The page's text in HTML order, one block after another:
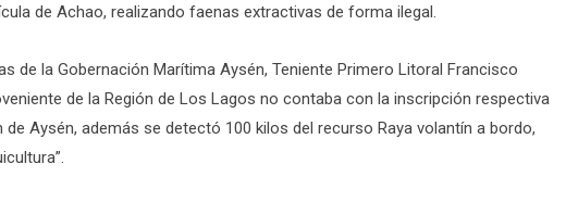
de Achao, realizando faenas extractivas de forma ilegal.
de la Gobernación Marítima Aysén, Teniente Primero Litoral Francisco
de la Región de Los Lagos no contaba con la inscripción respectiva
Aysén, además se detectó 100 kilos del recurso Raya volantín a bordo,